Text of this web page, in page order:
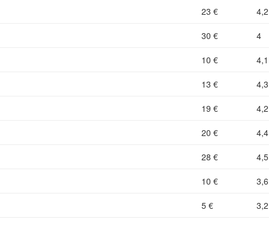
23 € 4,2
30 € 4
10 € 4,1
13 € 4,3
19 € 4,2
20 € 4,4
28 € 4,5
10 € 3,6
5 € 3,2